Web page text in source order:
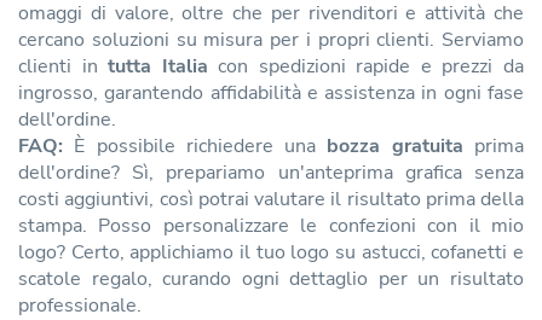
omaggi di valore, oltre che per rivenditori e attività che
cercano soluzioni su misura per i propri clienti. Serviamo
clienti intutta Italia con spedizioni rapide e prezzi da
ingrosso, garantendo affidabilità e assistenza in ogni fase
dell'ordine.
FAQ: È possibile richiedere una bozza gratuita prima
dell'ordine? Sì, prepariamo un'anteprima grafica senza
costi aggiuntivi, così potrai valutare il risultato prima della
stampa. Posso personalizzare le confezioni con il mio
logo? Certo, applichiamo il tuo logo su astucci, cofanetti e
scatole regalo, curando ogni dettaglio per un risultato
professionale.